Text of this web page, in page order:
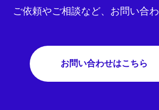
ご依頼やご相談など、お問い合わ
お問い合わせはこちら